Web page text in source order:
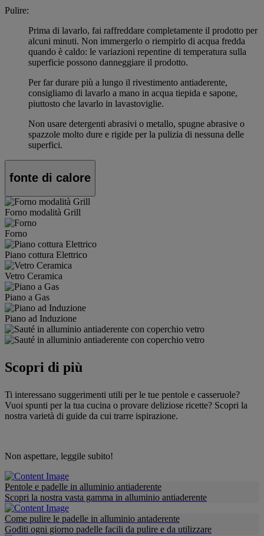
Pulire:
Prima di lavarlo, fai raffreddare completamente il prodotto per
alcuni minuti. Non immergerlo o riempirlo di acqua fredda
quando è caldo: le variazioni repentine di temperatura sulla
superficie possono danneggiare il prodotto.
Per far durare più a lungo il rivestimento antiaderente,
consigliamo di lavarlo a mano in acqua tiepida e sapone,
piuttosto che lavarlo in lavastoviglie.
Non usare detergenti abrasivi o metallo, spugne abrasive o
spazzole molto dure e rigide per la pulizia di nessuna delle
superfici.
fonte di calore
Forno modalità Grill
Forno
Piano cottura Elettrico
Vetro Ceramica
Piano a Gas
Piano ad Induzione
Scopri di più
Ti interessano suggerimenti utili per le tue pentole e casseruole?
Vuoi spunti per la tua cucina o provare deliziose ricette? Scopri la
nostra varietà di guide da cui trarre ispirazione.
Non aspettare, leggile subito!
Pentole e padelle in alluminio antiaderente
Scopri la nostra vasta gamma in alluminio antiaderente
Come pulire le padelle in alluminio antaderente
Goditi ogni giorno padelle facili da pulire e da utilizzare